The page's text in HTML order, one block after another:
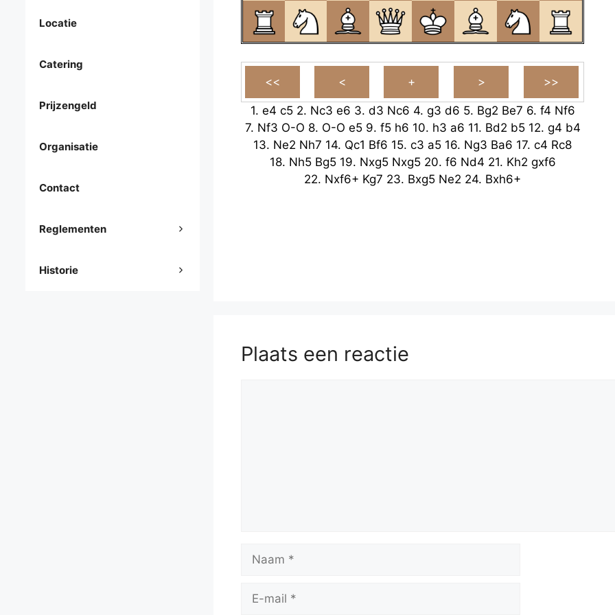
1. e4 c5 2. Nc3 e6 3. d3 Nc6 4. g3 d6 5. Bg2 Be7 6. f4 Nf6
7. Nf3 O-O 8. O-O e5 9. f5 h6 10. h3 a6 11. Bd2 b5 12. g4 b4
13. Ne2 Nh7 14. Qc1 Bf6 15. c3 a5 16. Ng3 Ba6 17. c4 Rc8
18. Nh5 Bg5 19. Nxg5 Nxg5 20. f6 Nd4 21. Kh2 gxf6
22. Nxf6+ Kg7 23. Bxg5 Ne2 24. Bxh6+
Plaats een reactie
mail
Locatie
Catering
Prijzengeld
Organisatie
Contact
Reglementen
Historie